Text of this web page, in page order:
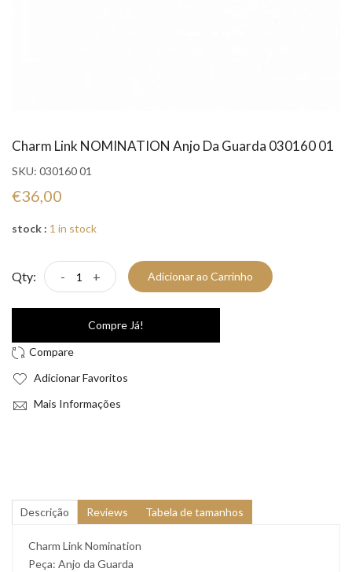
Charm Link NOMINATION Anjo Da Guarda 030160 01
SKU: 030160 01
€36,00
stock : 1 in stock
Qty: - + Adicionar ao Carrinho
Compre Já!
Adicionar Favoritos
Mais Informações
Descrição Reviews Tabela de tamanhos
Charm Link Nomination
Peça: Anjo da Guarda